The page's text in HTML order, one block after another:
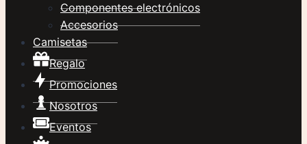
Componentes electrónicos
Accesorios
Camisetas
Regalo
Promociones
Nosotros
Eventos